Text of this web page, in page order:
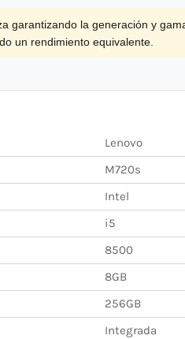
garantizando la generación y
un rendimiento equivalente.
Lenovo
M720s
Intel
i5
8500
8GB
256GB
Integrada